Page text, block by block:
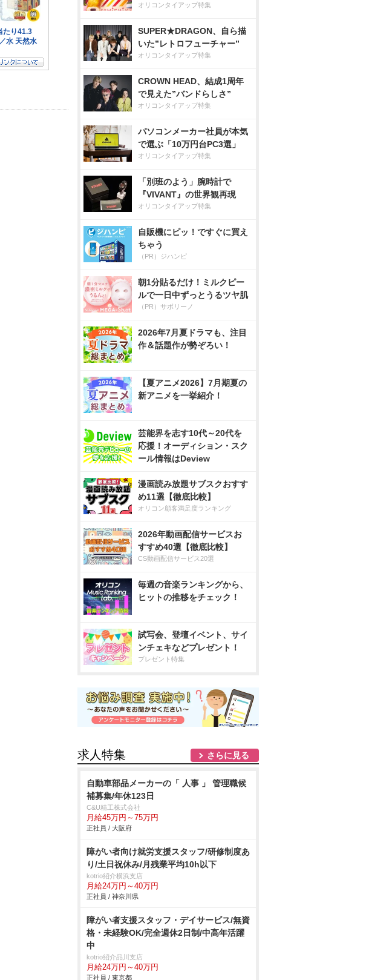
オリコンタイアップ特集
SUPER★DRAGON、自ら描
いた”レトロフューチャー”
オリコンタイアップ特集
CROWN HEAD、結成1周年
で見えた”バンドらしさ”
オリコンタイアップ特集
パソコンメーカー社員が本気
で選ぶ「10万円台PC3選」
オリコンタイアップ特集
「別班のよう」腕時計で
『VIVANT』の世界観再現
オリコンタイアップ特集
自販機にピッ！ですぐに買え
ちゃう
（PR）ジハンピ
朝1分貼るだけ！ミルクピー
ルで一日中ずっとうるツヤ肌
（PR）サボリーノ
2026年7月夏ドラマも、注目
作＆話題作が勢ぞろい！
【夏アニメ2026】7月期夏の
新アニメを一挙紹介！
芸能界を志す10代～20代を
応援！オーディション・スク
ール情報はDeview
漫画読み放題サブスクおすす
め11選【徹底比較】
オリコン顧客満足度ランキング
2026年動画配信サービスお
すすめ40選【徹底比較】
CS動画配信サービス20選
毎週の音楽ランキングから、
ヒットの推移をチェック！
試写会、登壇イベント、サイ
ンチェキなどプレゼント！
プレゼント特集
求人特集 さらに見る
自動車部品メーカーの「 人事 」 管理職候
補募集/年休123日
C&U精工株式会社
月給45万円～75万円
正社員 / 大阪府
障がい者向け就労支援スタッフ/研修制度あ
り/土日祝休み/月残業平均10h以下
kotrio紹介横浜支店
月給24万円～40万円
正社員 / 神奈川県
障がい者支援スタッフ・デイサービス/無資
格・未経験OK/完全週休2日制/中高年活躍
中
kotrio紹介品川支店
月給24万円～40万円
正社員 / 東京都